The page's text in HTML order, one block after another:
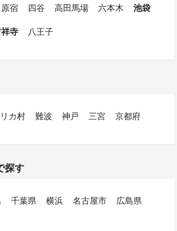
原宿 四谷 高田馬場 六本木
池袋
寺 八王子
カ村 難波 神戸 三宮 京都府
探す
千葉県 横浜 名古屋市
広島県